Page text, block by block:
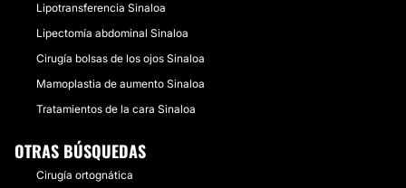
Lipotransferencia Sinaloa
Lipectomía abdominal Sinaloa
Cirugía bolsas de los ojos Sinaloa
Mamoplastia de aumento Sinaloa
Tratamientos de la cara Sinaloa
OTRAS BÚSQUEDAS
Cirugía ortognática